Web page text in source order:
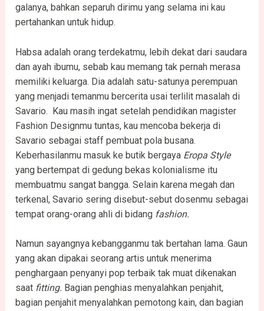
galanya, bahkan separuh dirimu yang selama ini kau
pertahankan untuk hidup.
Habsa adalah orang terdekatmu, lebih dekat dari saudara
dan ayah ibumu, sebab kau memang tak pernah merasa
memiliki keluarga. Dia adalah satu-satunya perempuan
yang menjadi temanmu bercerita usai terlilit masalah di
Savario. Kau masih ingat setelah pendidikan magister
Fashion Designmu tuntas, kau mencoba bekerja di
Savario sebagai staff pembuat pola busana.
Keberhasilanmu masuk ke butik bergaya Eropa Style
yang bertempat di gedung bekas kolonialisme itu
membuatmu sangat bangga. Selain karena megah dan
terkenal, Savario sering disebut-sebut dosenmu sebagai
tempat orang-orang ahli di bidang fashion.
Namun sayangnya kebangganmu tak bertahan lama. Gaun
yang akan dipakai seorang artis untuk menerima
penghargaan penyanyi pop terbaik tak muat dikenakan
saat fitting. Bagian penghias menyalahkan penjahit,
bagian penjahit menyalahkan pemotong kain, dan bagian